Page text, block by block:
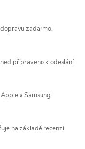
zadarmo.
připraveno k odeslání.
a Samsung.
na základě recenzí.